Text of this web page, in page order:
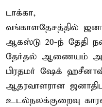
டாக்கா,
வங்காளதேசத்தில்
ஆகஸ்டு 20-ந் தேதி
தேர்தல் ஆணையம்
பிரதமர் ஷேக்
ஆதரவாளரான
உடல்நலக்குறைவு